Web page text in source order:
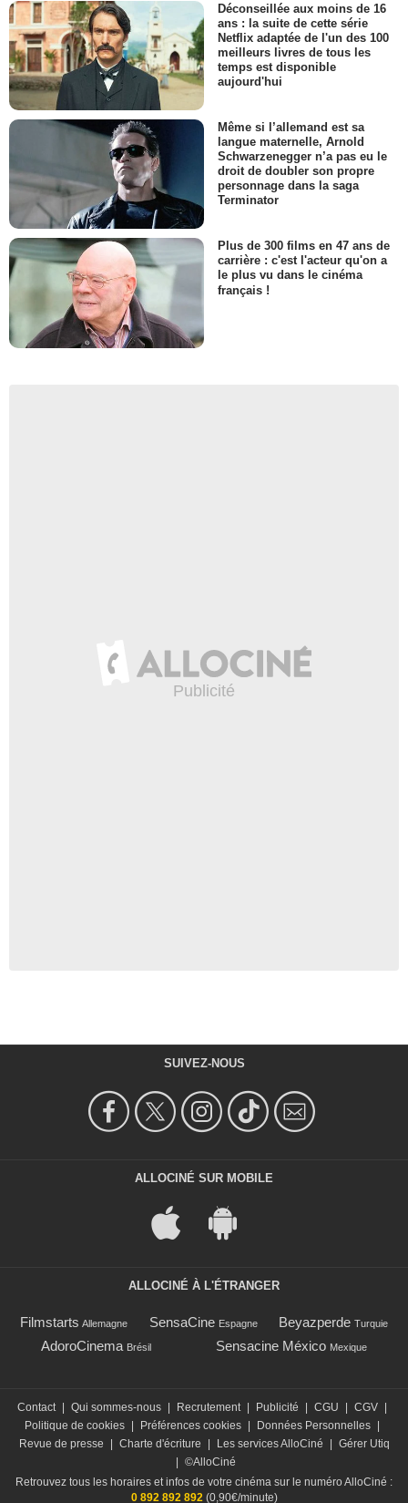
Déconseillée aux moins de 16
ans : la suite de cette série
Netflix adaptée de l'un des 100
meilleurs livres de tous les
temps est disponible
aujourd'hui
Même si l’allemand est sa
langue maternelle, Arnold
Schwarzenegger n’a pas eu le
droit de doubler son propre
personnage dans la saga
Terminator
Plus de 300 films en 47 ans de
carrière : c'est l'acteur qu'on a
le plus vu dans le cinéma
français !
SUIVEZ-NOUS
ALLOCINÉ SUR MOBILE
ALLOCINÉ À L'ÉTRANGER
Filmstarts Allemagne SensaCine Espagne Beyazperde Turquie
AdoroCinema Brésil Sensacine México Mexique
Contact | Qui sommes-nous | Recrutement | Publicité | CGU | CGV |
Politique de cookies | Préférences cookies | Données Personnelles |
Revue de presse
| Charte d'écriture | Les services AlloCiné | Gérer Utiq
| ©AlloCiné
Retrouvez tous les horaires et infos de votre cinéma sur le numéro AlloCiné :
0 892 892 892 (0,90€/minute)